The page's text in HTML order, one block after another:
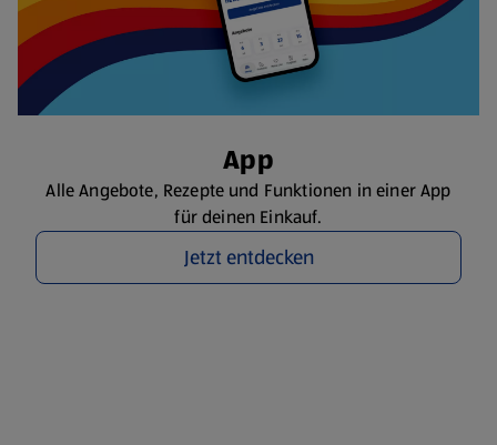
App
Alle Angebote, Rezepte und Funktionen in einer App
für deinen Einkauf.
Jetzt entdecken